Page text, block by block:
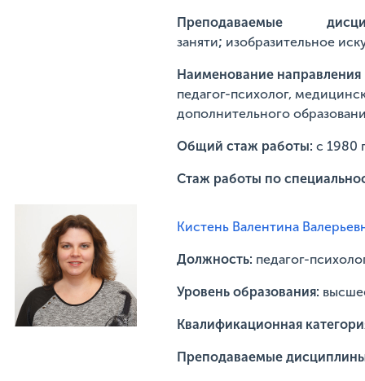
Преподаваемые
заняти; изобразительное
Наименование
педагог-психолог,
дополнительного
Общий стаж работы: с 1980
Стаж работы по
Кистень Валентина
Должность: педагог-
Уровень образования:
Квалификационная
Преподаваемые